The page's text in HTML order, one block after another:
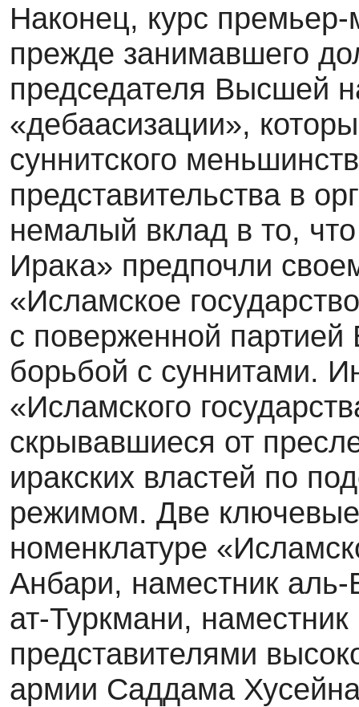
Наконец, курс
прежде занимавшего
председателя Высшей
«дебаасизации»,
суннитского
представительства в
немалый вклад в то,
Ирака» предпочли
«Исламское
с поверженной
борьбой с суннитами.
«Исламского
скрывавшиеся от
иракских властей по
режимом. Две
номенклатуре
Анбари, наместник
ат-Туркмани,
представителями
армии Саддама